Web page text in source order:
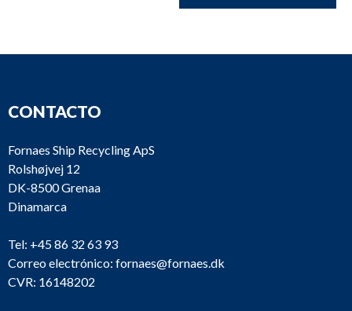
CONTACTO
Fornaes Ship Recycling ApS
Rolshøjvej 12
DK-8500 Grenaa
Dinamarca
Tel: +45 86 32 63 93
Correo electrónico: fornaes@fornaes.dk
CVR: 16148202